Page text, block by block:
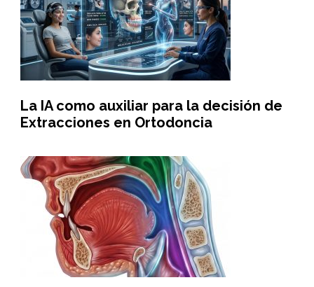
La IA como auxiliar para la decisión de
Extracciones en Ortodoncia